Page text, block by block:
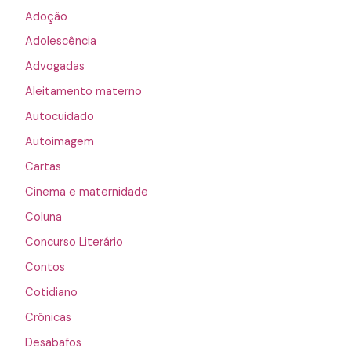
Adoção
Adolescência
Advogadas
Aleitamento materno
Autocuidado
Autoimagem
Cartas
Cinema e maternidade
Coluna
Concurso Literário
Contos
Cotidiano
Crônicas
Desabafos